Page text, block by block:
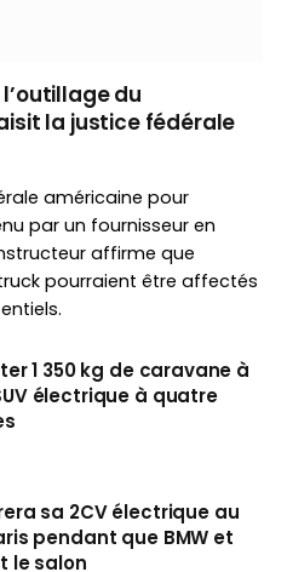
du
la justice fédérale
américaine pour
par un fournisseur en
affirme que
pourraient être affectés
1 350 kg de caravane à
électrique à quatre
sa 2CV électrique au
pendant que BMW et
le salon